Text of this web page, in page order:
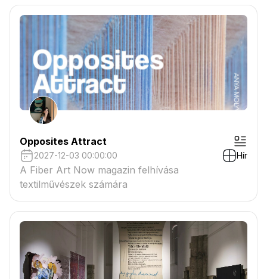
csatolmányban
Opposites Attract
2027-12-03 00:00:00 Hír
A Fiber Art Now magazin felhívása
textilművészek számára